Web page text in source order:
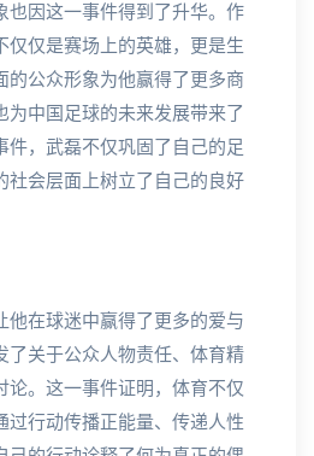
也因这一事件得到了升华。作
仅仅是赛场上的英雄，更是生
的公众形象为他赢得了更多商
为中国足球的未来发展带来了
件，武磊不仅巩固了自己的足
社会层面上树立了自己的良好
他在球迷中赢得了更多的爱与
了关于公众人物责任、体育精
论。这一事件证明，体育不仅
过行动传播正能量、传递人性